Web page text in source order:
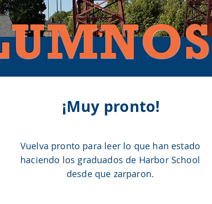
¡Muy pronto!
Vuelva pronto para leer lo que han estado
haciendo los graduados de Harbor School
desde que zarparon.